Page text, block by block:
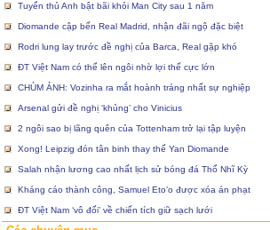
Tuyển thủ Anh bật bãi khỏi Man City sau 1 năm
Diomande cập bến Real Madrid, nhận đãi ngộ đặc biệt
Rodri lung lay trước đề nghị của Barca, Real gặp khó
ĐT Việt Nam có thể lên ngôi nhờ lợi thế cực lớn
CHÙM ẢNH: Vozinha ra mắt hoành tráng nhất sự nghiệp
Arsenal gửi đề nghị ‘khủng’ cho Vinicius
2 ngôi sao bị lãng quên của Tottenham trở lại tập luyện
Xong! Leipzig đón tân binh thay thế Yan Diomande
Salah nhận lương cao nhất lịch sử bóng đá Thổ Nhĩ Kỳ
Kháng cáo thành công, Samuel Eto’o được xóa án phạt
ĐT Việt Nam ‘vô đối’ về chiến tích giữ sạch lưới